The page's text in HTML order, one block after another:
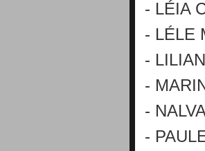
- LÉIA
- LÉLE
-
-
-
-